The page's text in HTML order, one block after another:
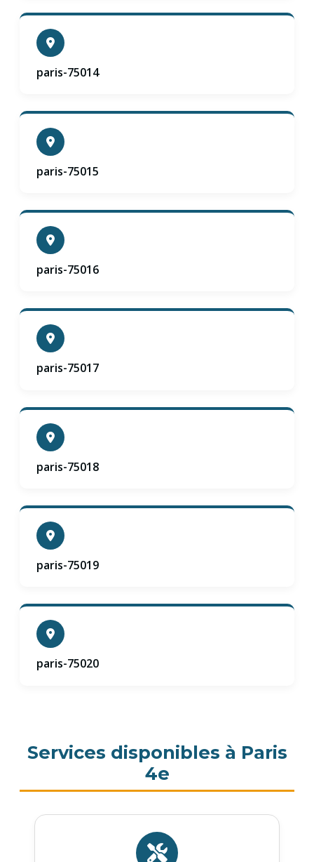
paris-75014
paris-75015
paris-75016
paris-75017
paris-75018
paris-75019
paris-75020
Services disponibles à Paris
4e